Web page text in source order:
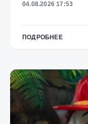
04.08.2026 17:53
ПОДРОБНЕЕ